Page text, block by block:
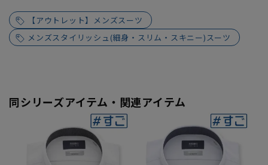
【アウトレット】メンズスーツ
メンズスタイリッシュ(細身・スリム・スキニー)スーツ
同シリーズアイテム・関連アイテム